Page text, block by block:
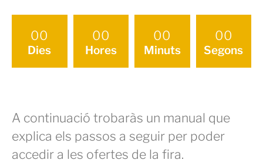
00
Dies
00
Hores
00
Minuts
00
Segons
A continuació trobaràs un manual que
explica els passos a seguir per poder
accedir a les ofertes de la fira.